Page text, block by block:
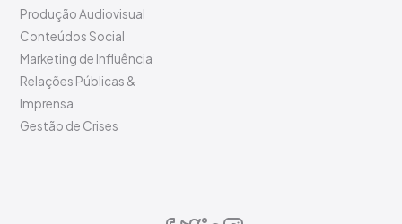
Produção Audiovisual
Conteúdos Social
Marketing de Influência
Relações Públicas &
Imprensa
Gestão de Crises